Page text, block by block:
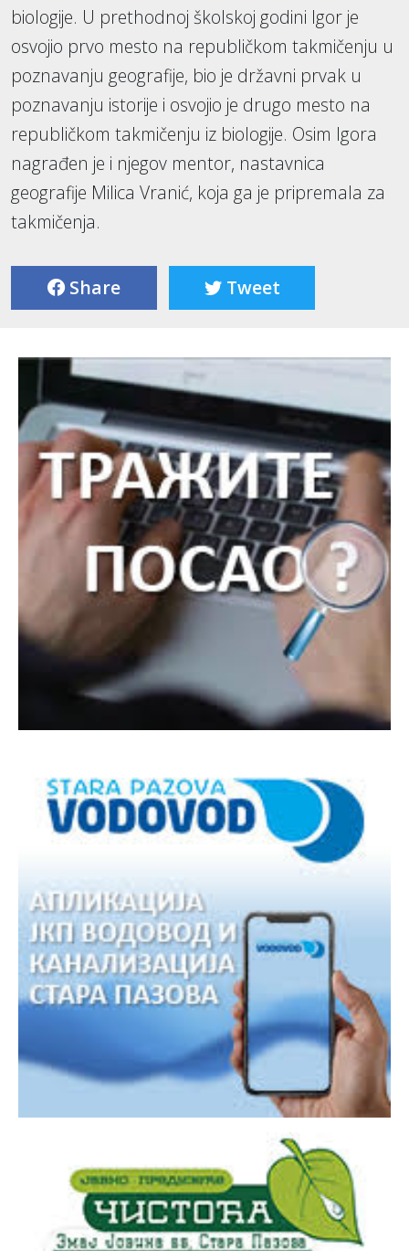
biologije. U prethodnoj školskoj godini Igor je
osvojio prvo mesto na republičkom takmičenju u
poznavanju geografije, bio je državni prvak u
poznavanju istorije i osvojio je drugo mesto na
republičkom takmičenju iz biologije. Osim Igora
nagrađen je i njegov mentor, nastavnica
geografije Milica Vranić, koja ga je pripremala za
takmičenja.
Share Tweet